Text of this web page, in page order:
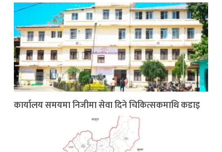
कार्यालय समयमा निजीमा सेवा दिने चिकित्सकमाथि कडाइ